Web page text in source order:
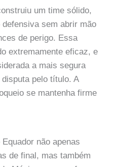
um time sólido,
sem abrir mão
de perigo. Essa
extremamente eficaz, e
a mais segura
pelo título. A
se mantenha firme
não apenas
de final, mas também